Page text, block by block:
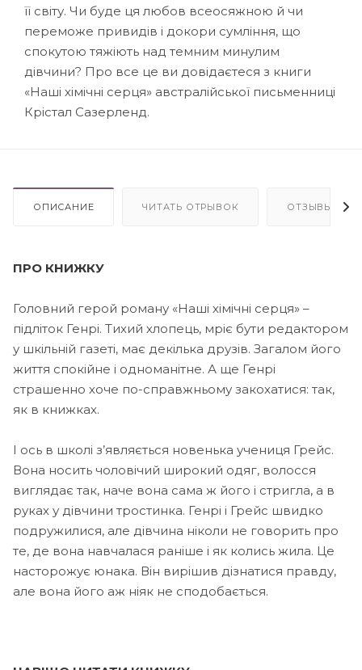
її світу. Чи буде ця любов всеосяжною й чи
переможе привидів і докори сумління, що
спокутою тяжіють над темним минулим
дівчини? Про все це ви довідаєтеся з книги
«Наші хімічні серця» австралійської письменниці
Крістал Сазерленд.
ОПИСАНИЕ ЧИТАТЬ ОТРЫВОК ОТЗЫВЫ
ПРО КНИЖКУ
Головний герой роману «Наші хімічні серця» –
підліток Генрі. Тихий хлопець, мріє бути редактором
у шкільній газеті, має декілька друзів. Загалом його
життя спокійне і одноманітне. А ще Генрі
страшенно хоче по-справжньому закохатися: так,
як в книжках.
І ось в школі з’являється новенька учениця Грейс.
Вона носить чоловічий широкий одяг, волосся
виглядає так, наче вона сама ж його і стригла, а в
руках у дівчини тростинка. Генрі і Грейс швидко
подружилися, але дівчина ніколи не говорить про
те, де вона навчалася раніше і як колись жила. Це
насторожує юнака. Він вирішив дізнатися правду,
але вона його аж ніяк не сподобається.